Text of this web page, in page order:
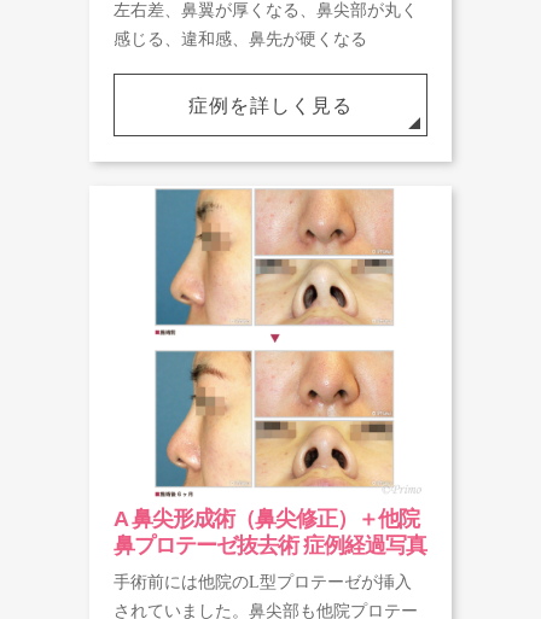
左右差、鼻翼が厚くなる、鼻尖部が丸く
感じる、違和感、鼻先が硬くなる
症例を詳しく見る
A 鼻尖形成術（鼻尖修正）＋他院
鼻プロテーゼ抜去術 症例経過写真
手術前には他院のL型プロテーゼが挿入
されていました。鼻尖部も他院プロテー